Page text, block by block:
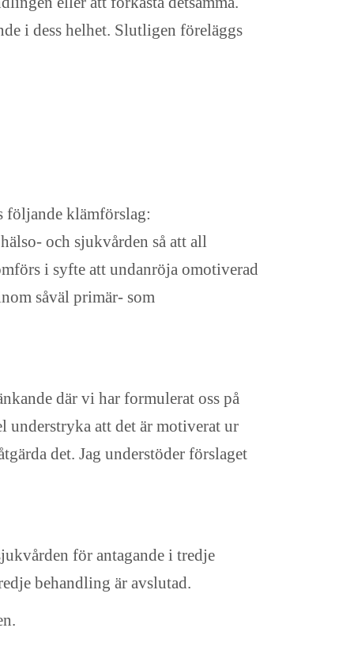
i dess helhet. Slutligen föreläggs
följande klämförslag:
och sjukvården så att all
i syfte att undanröja omotiverad
såväl primär- som
där vi har formulerat oss på
understryka att det är motiverat ur
det. Jag understöder förslaget
för antagande i tredje
behandling är avslutad.